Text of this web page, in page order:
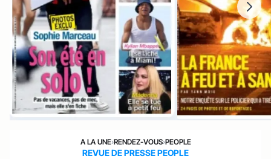
A LA UNE›RENDEZ-VOUS›PEOPLE
REVUE DE PRESSE PEOPLE